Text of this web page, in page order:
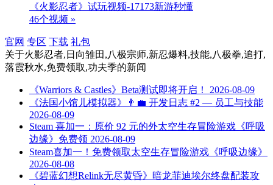
《火影忍者》试玩视频-17173新游秒懂
46个视频 »
官网 专区 下载 礼包
关于火影忍者,日向雏田,八极宗师,新忍爆料,技能,八极拳,追打,
落霞秋水,免费领取,功夫季的新闻
《Warriors & Castles》Beta测试即将开启！
2026-08-09
《法国小馆儿模拟器》👨‍💼 开发日志 #2 — 员工与技能
2026-08-09
Steam 喜加一：原价 92 元的外太空生存冒险游戏《呼吸
边缘》免费领 2026-08-09
Steam喜加一！免费领取太空生存冒险游戏《呼吸边缘》
2026-08-08
《碧蓝幻想Relink无尽黄昏》暗龙菲迪埃尔终盘配装攻